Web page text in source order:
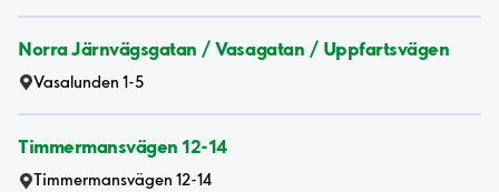
Norra Järnvägsgatan / Vasagatan / Uppfartsvägen
Vasalunden 1-5
Timmermansvägen 12-14
Timmermansvägen 12-14